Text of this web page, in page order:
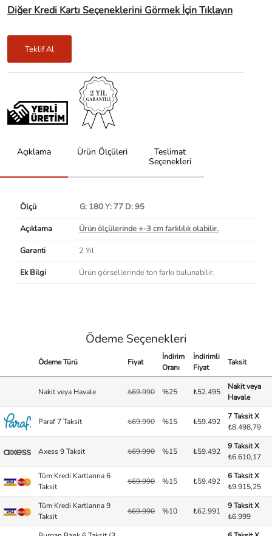
Diğer Kredi Kartı Seçeneklerini Görmek İçin Tıklayın
Teklif Al
Açıklama Ürün Ölçüleri
Teslimat
Seçenekleri
Ölçü
G: 180 Y: 77 D: 95
Açıklama
Ürün ölçülerinde +-3 cm farklılık olabilir.
Garanti
2 Yıl
Ek Bilgi
Ürün görsellerinde ton farkı bulunabilir.
Ödeme Seçenekleri
Ödeme Türü Fiyat
İndirim
Oranı
İndirimli
Fiyat
Taksit
Nakit veya Havale ₺69.990 %25 ₺52.495
Nakit veya
Havale
Paraf 7 Taksit ₺69.990 %15 ₺59.492
7 Taksit X
₺8.498,79
Axess 9 Taksit ₺69.990 %15 ₺59.492
9 Taksit X
₺6.610,17
Tüm Kredi Kartlarına 6
Taksit
₺69.990 %15 ₺59.492
6 Taksit X
₺9.915,25
Tüm Kredi Kartlarına 9
Taksit
₺69.990 %10 ₺62.991
9 Taksit X
₺6.999